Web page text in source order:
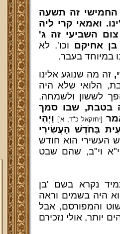
החמישי זה תשעה
ואמאי קרי ליה
השביעי זה ג'
אחיקם וכו'. לא
במיוחד בעבר.
זה מה שנוגע אלינו
הלואי שלא היה
לששון ולשמחה.
בטבת, שבו סמך
[יחזקאל כ"ד, א']
וַיְהִי
בַּחֹדֶשׁ הָעֲשִׂירִי
העשירי הוא חודש
וי"ב, שהם שבט
נקרא בשם 'בן
היה בשמים וראה
והמפורסם, אבל
יותר, אולי נזכירם